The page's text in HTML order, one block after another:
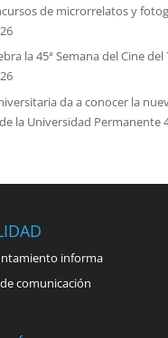
de microrrelatos y
la 45ª Semana del Cine
da a conocer la
la Universidad Permanente
informa
comunicación